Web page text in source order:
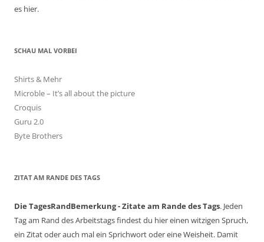
es hier.
SCHAU MAL VORBEI
Shirts & Mehr
Microble – It’s all about the picture
Croquis
Guru 2.0
Byte Brothers
ZITAT AM RANDE DES TAGS
Die TagesRandBemerkung - Zitate am Rande des Tags. Jeden
Tag am Rand des Arbeitstags findest du hier einen witzigen Spruch,
ein Zitat oder auch mal ein Sprichwort oder eine Weisheit. Damit